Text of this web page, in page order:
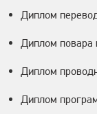
Диплом
Диплом повара
Диплом
Диплом